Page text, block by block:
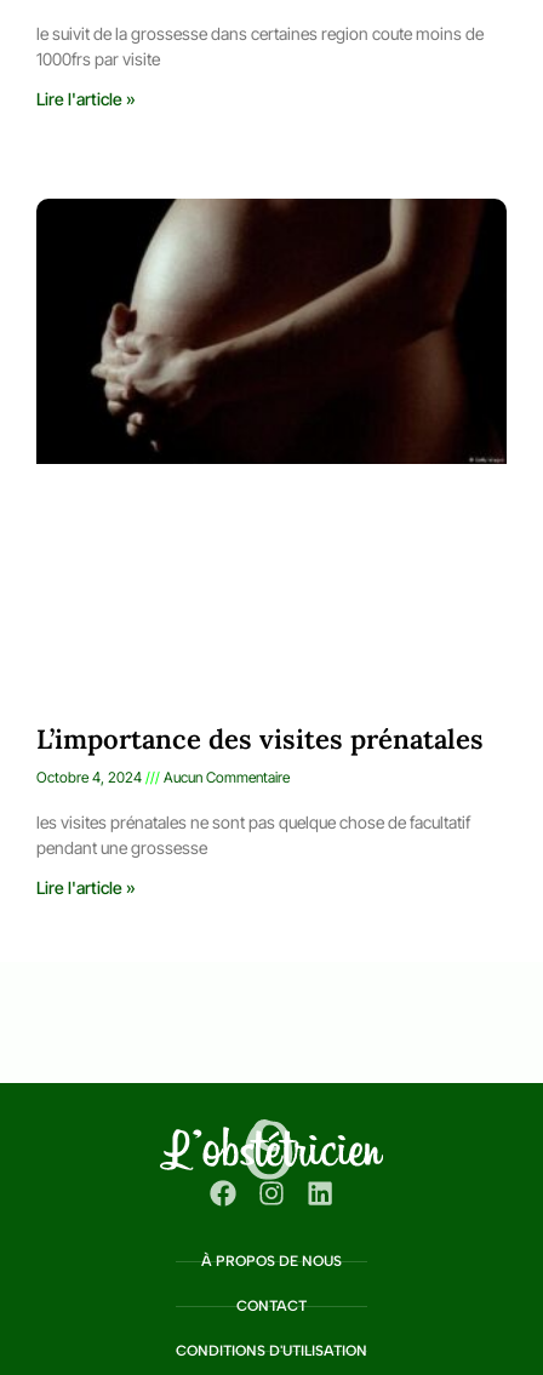
le suivit de la grossesse dans certaines region coute moins de
1000frs par visite
Lire l'article »
L’importance des visites prénatales
Octobre 4, 2024 Aucun Commentaire
les visites prénatales ne sont pas quelque chose de facultatif
pendant une grossesse
Lire l'article »
À PROPOS DE NOUS
CONTACT
CONDITIONS D'UTILISATION